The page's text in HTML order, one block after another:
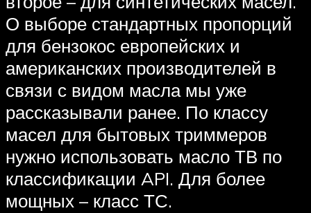
О выборе стандартных пропорций
для бензокос европейских и
американских производителей в
связи с видом масла мы уже
рассказывали ранее. По классу
масел для бытовых триммеров
нужно использовать масло ТВ по
классификации API. Для более
мощных – класс ТС.